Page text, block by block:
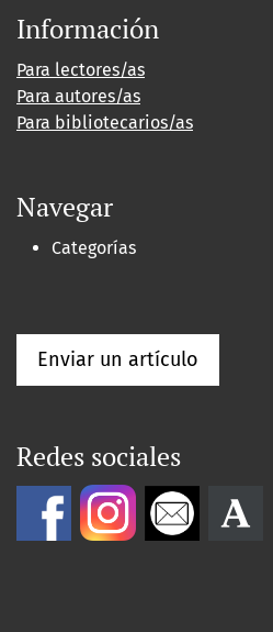
Información
Para lectores/as
Para autores/as
Para bibliotecarios/as
Navegar
Categorías
Enviar un artículo
Redes sociales